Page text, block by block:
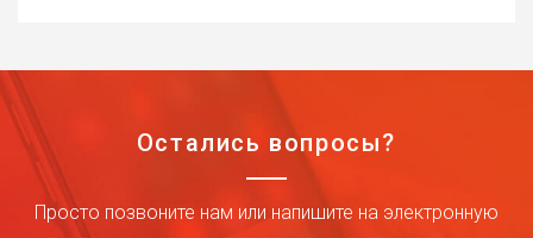
Остались вопросы?
Просто позвоните нам или напишите на электронную